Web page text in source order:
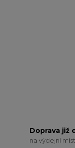
Doprava již
na výdejní